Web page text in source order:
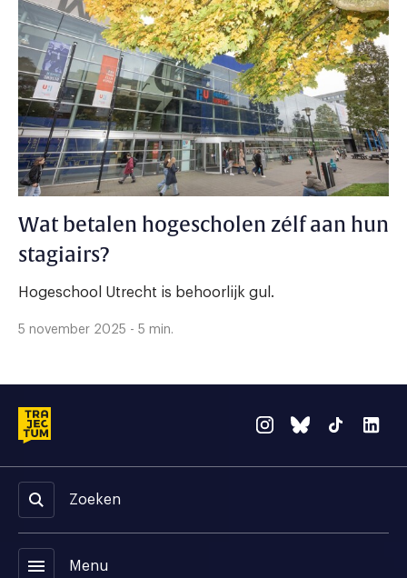
Wat betalen hogescholen zélf aan hun
stagiairs?
Hogeschool Utrecht is behoorlijk gul.
5 november 2025 - 5 min.
Zoeken
menu Menu